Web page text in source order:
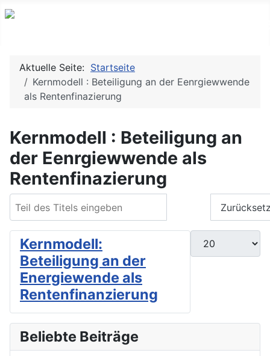
Aktuelle Seite: Startseite
Kernmodell : Beteiligung an der Eenrgiewwende
als Rentenfinazierung
Kernmodell : Beteiligung an
der Eenrgiewwende als
Rentenfinazierung
Anzeige #
Kernmodell:
Beteiligung an der
Energiewende als
Rentenfinanzierung
Beliebte Beiträge